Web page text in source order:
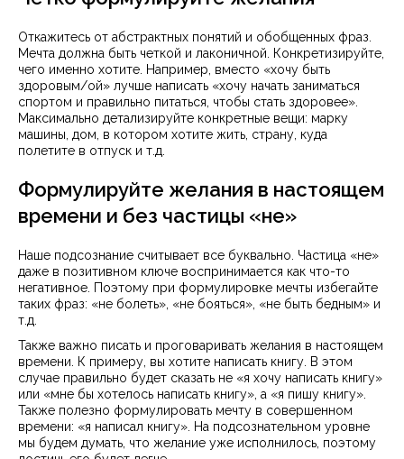
Откажитесь от абстрактных понятий и обобщенных фраз.
Мечта должна быть четкой и лаконичной. Конкретизируйте,
чего именно хотите. Например, вместо «хочу быть
здоровым/ой» лучше написать «хочу начать заниматься
спортом и правильно питаться, чтобы стать здоровее».
Максимально детализируйте конкретные вещи: марку
машины, дом, в котором хотите жить, страну, куда
полетите в отпуск и т.д.
Формулируйте желания в настоящем
времени и без частицы «не»
Наше подсознание считывает все буквально. Частица «не»
даже в позитивном ключе воспринимается как что-то
негативное. Поэтому при формулировке мечты избегайте
таких фраз: «не болеть», «не бояться», «не быть бедным» и
т.д.
Также важно писать и проговаривать желания в настоящем
времени. К примеру, вы хотите написать книгу. В этом
случае правильно будет сказать не «я хочу написать книгу»
или «мне бы хотелось написать книгу», а «я пишу книгу».
Также полезно формулировать мечту в совершенном
времени: «я написал книгу». На подсознательном уровне
мы будем думать, что желание уже исполнилось, поэтому